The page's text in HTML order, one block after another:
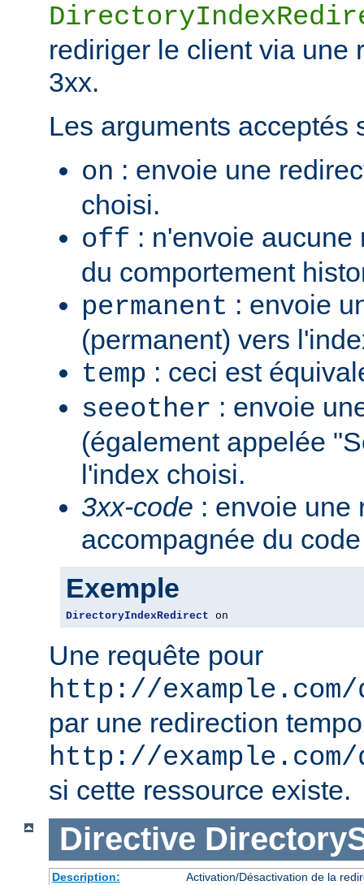
rediriger le client via une
3xx.
Les arguments acceptés
on : envoie une
choisi.
off : n'envoie
du comportement
permanent : envoie
(permanent) vers
temp : ceci est
seeother : envoie
(également appelée
l'index choisi.
3xx-code : envoie une
accompagnée du
Exemple
DirectoryIndexRedirect on
Une requête pour
http://example.com/
par une redirection
http://
si cette ressource existe.
Directive
Description:
Activation/Désactivation de la